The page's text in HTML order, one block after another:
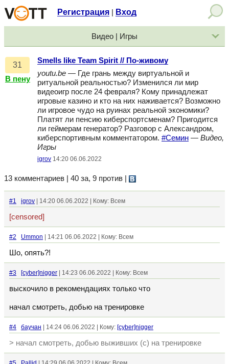
Регистрация Вход
Видео | Игры
31
В пену
Smells like Team Spirit // По-живому
youtu.be — Где грань между виртуальной и
ритуальной реальностью? Изменился ли мир
видеоигр после 24 февраля? Кому принадлежат
игровые казино и кто на них наживается? Возможно
ли игровое чудо на руинах реальной экономики?
Платят ли пенсию киберспортсменам? Пригодится
ли геймерам генератор? Разговор с Александром,
киберспортивным комментатором. #Семин — Видео,
Игры
igrov 14:20 06.06.2022
13 комментариев | 40 за, 9 против
#1 igrov | 14:20 06.06.2022 | Кому: Всем
[censored]
#2 Ummon | 14:21 06.06.2022 | Кому: Всем
Шо, опять?!
#3 [cyber]nigger | 14:23 06.06.2022 | Кому: Всем
выскочило в рекомендациях только что
начал смотреть, добью на тренировке
#4 баучан | 14:24 06.06.2022 | Кому: [cyber]nigger
> начал смотреть, добью выживших (с) на тренировке